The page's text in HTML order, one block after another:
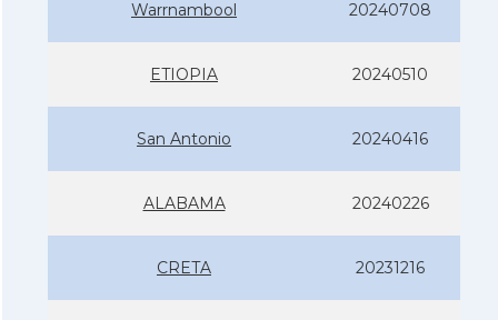
Warrnambool 20240708
ETIOPIA 20240510
San Antonio 20240416
ALABAMA 20240226
CRETA 20231216